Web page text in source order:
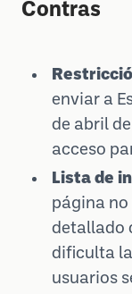
Contras
enviar a
de abril
acceso
Lista de
página no
detallado
dificulta
usuarios